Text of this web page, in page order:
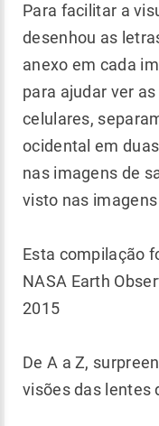
Para facilitar a
desenhou as
anexo em cada
para ajudar ver
celulares,
ocidental em
nas imagens de
visto nas
Esta compilação
NASA Earth
2015
De A a Z,
visões das lentes